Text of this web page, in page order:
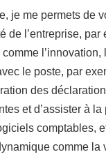
je me permets
l’entreprise,
le poste, par
des
et d’assister à
comptables,
comme